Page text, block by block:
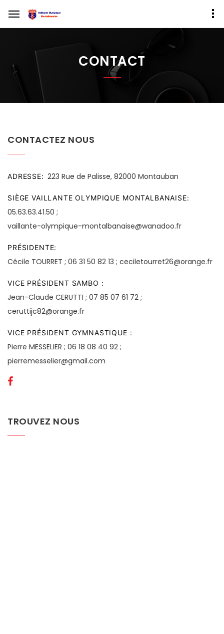
CONTACT
CONTACTEZ NOUS
ADRESSE 223 Rue de Palisse, 82000 Montauban
SIÈGE VAILLANTE OLYMPIQUE MONTALBANAISE
05.63.63.41.50
vaillante-olympique-montalbanaise@wanadoo.fr
PRÉSIDENTE
Cécile TOURRET 06 31 50 82 13 ceciletourret26@orange.fr
VICE PRÉSIDENT SAMBO
Jean-Claude CERUTTI 07 85 07 61 72
ceruttijc82@orange.fr
VICE PRÉSIDENT GYMNASTIQUE
Pierre MESSELIER 06 18 08 40 92
pierremesselier@gmail.com
TROUVEZ NOUS